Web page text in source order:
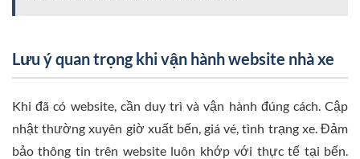
Lưu ý quan trọng khi vận hành website nhà xe
Khi đã có website, cần duy trì và vận hành đúng cách. Cập
nhật thường xuyên giờ xuất bến, giá vé, tình trạng xe. Đảm
bảo thông tin trên website luôn khớp với thực tế tại bến.